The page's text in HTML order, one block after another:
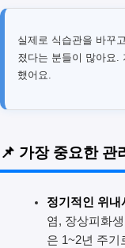
실제로 식습관을 바꾸
졌다는 분들이 많아요.
했어요.
📌 가장 중요한 관
정기적인 위내
염, 장상피화
은 1~2년 주기